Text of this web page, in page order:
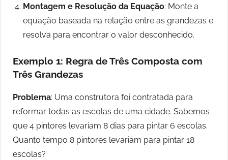
Montagem e Resolução da Equação: Monte a
equação baseada na relação entre as grandezas e
resolva para encontrar o valor desconhecido.
Exemplo 1: Regra de Três Composta com
Três Grandezas
Problema: Uma construtora foi contratada para
reformar todas as escolas de uma cidade. Sabemos
que 4 pintores levariam 8 dias para pintar 6 escolas.
Quanto tempo 8 pintores levariam para pintar 18
escolas?